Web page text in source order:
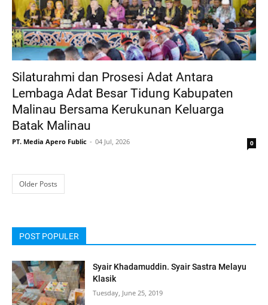
Silaturahmi dan Prosesi Adat Antara
Lembaga Adat Besar Tidung Kabupaten
Malinau Bersama Kerukunan Keluarga
Batak Malinau
PT. Media Apero Fublic 04 Jul, 2026 0
Older Posts
POST POPULER
Syair Khadamuddin. Syair Sastra Melayu
Klasik
Tuesday, June 25, 2019